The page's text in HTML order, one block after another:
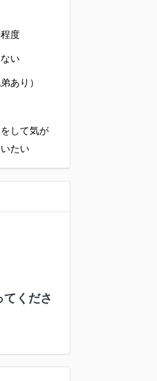
度
い
あり）
して気が
たい
くださ